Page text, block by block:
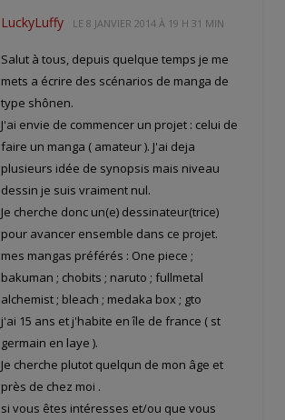
LuckyLuffy LE 8 JANVIER 2014 À 19 H 31 MIN
Salut à tous, depuis quelque temps je me
mets a écrire des scénarios de manga de
type shônen.
J'ai envie de commencer un projet : celui de
faire un manga ( amateur ). J'ai deja
plusieurs idée de synopsis mais niveau
dessin je suis vraiment nul.
Je cherche donc un(e) dessinateur(trice)
pour avancer ensemble dans ce projet.
mes mangas préférés : One piece ;
bakuman ; chobits ; naruto ; fullmetal
alchemist ; bleach ; medaka box ; gto
j'ai 15 ans et j'habite en île de france ( st
germain en laye ).
Je cherche plutot quelqun de mon âge et
près de chez moi .
si vous êtes intéresses et/ou que vous